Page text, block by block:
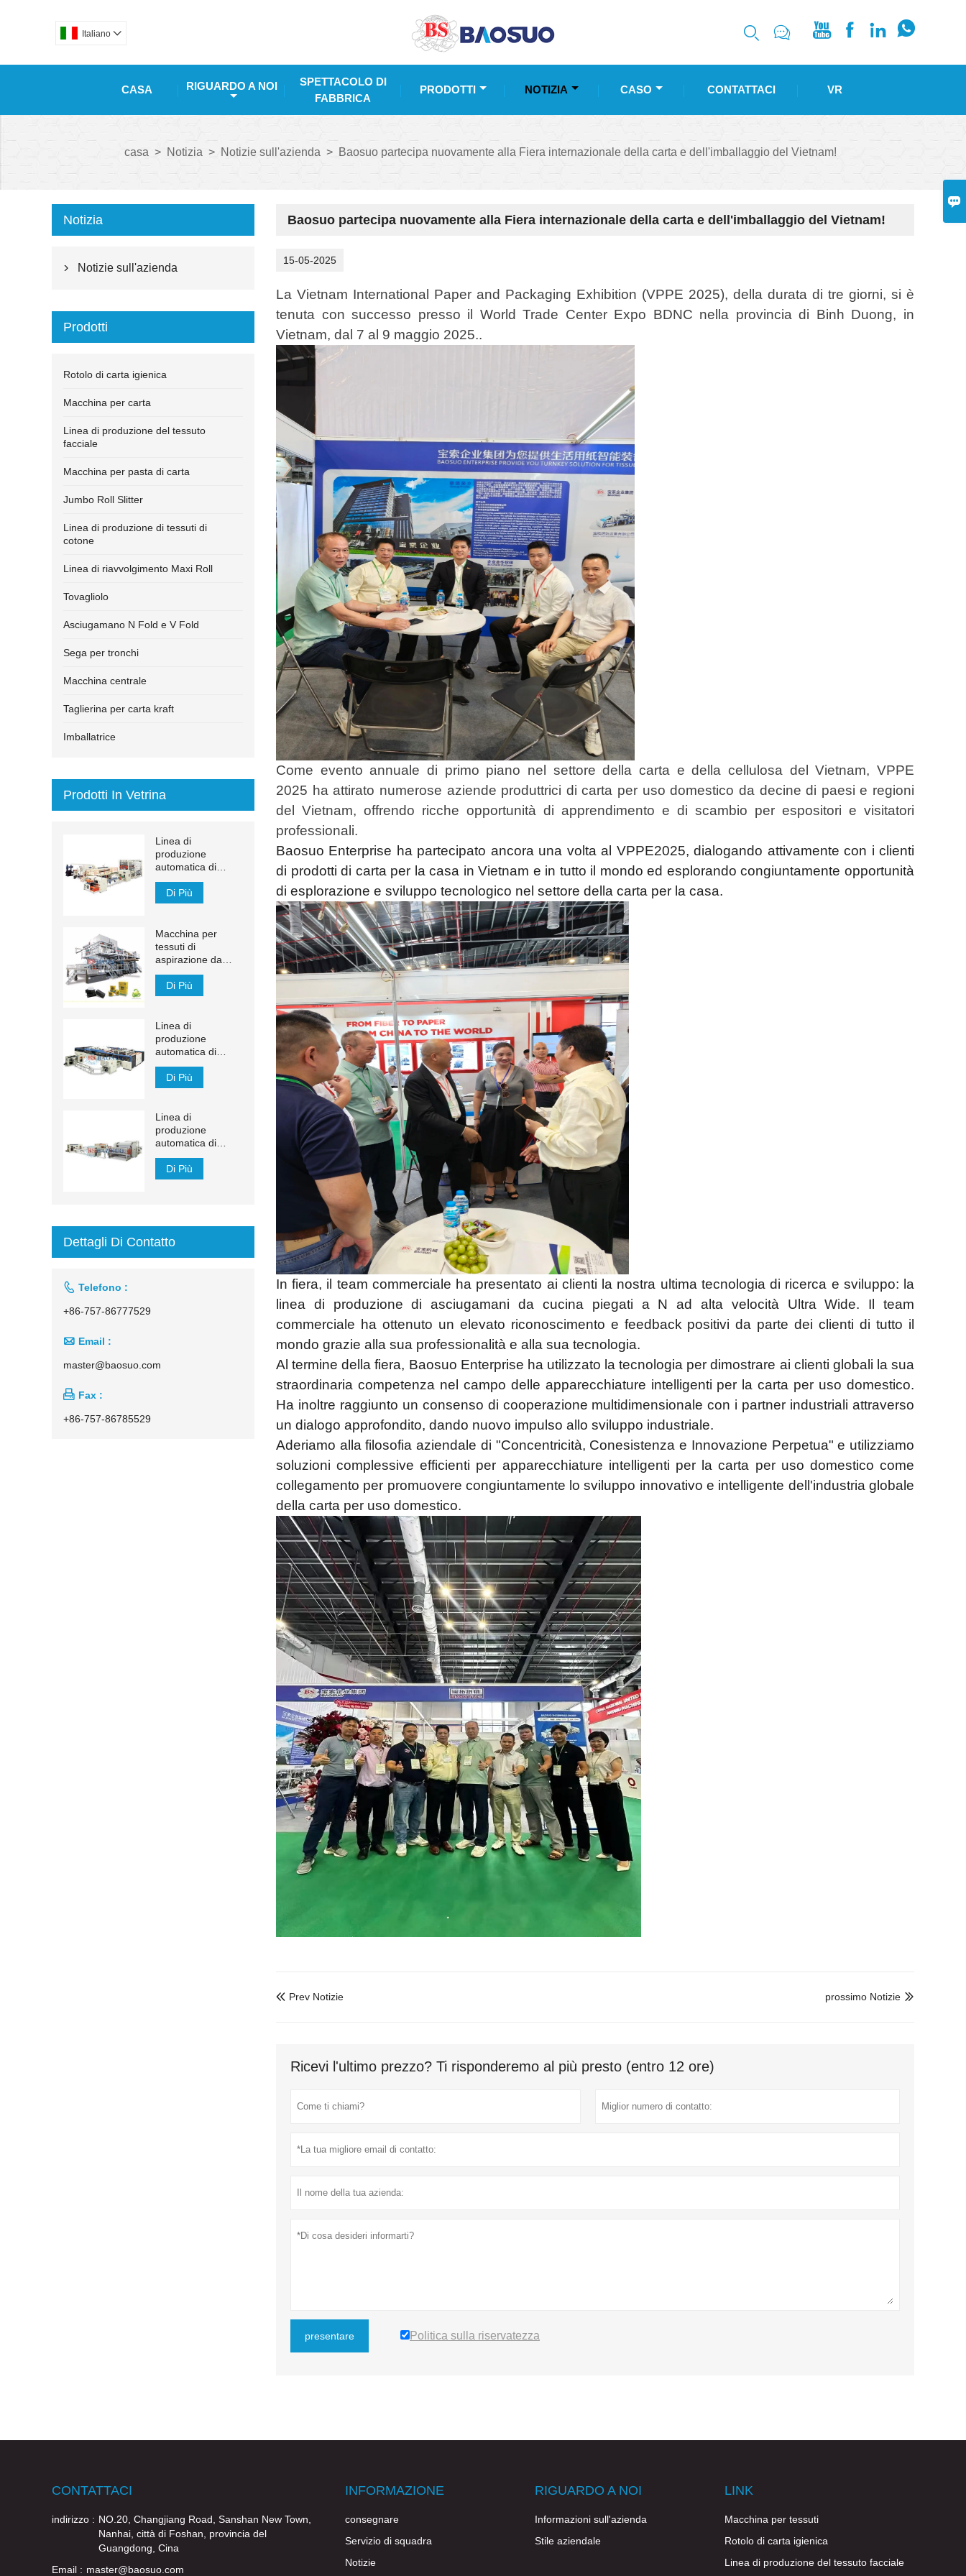

Italiano       
CASA RIGUARDO A NOI
SPETTACOLO DI
FABBRICA
PRODOTTI NOTIZIA CASO CONTATTACI VR
casa > Notizia > Notizie sull'azienda > Baosuo partecipa nuovamente alla Fiera internazionale della carta e dell'imballaggio del Vietnam!
Baosuo partecipa nuovamente alla Fiera internazionale della carta e dell'imballaggio del Vietnam!
15-05-2025
La Vietnam International Paper and Packaging Exhibition (VPPE 2025), della durata di tre giorni, si è
tenuta con successo presso il World Trade Center Expo BDNC nella provincia di Binh Duong, in
Vietnam, dal 7 al 9 maggio 2025..
Come evento annuale di primo piano nel settore della carta e della cellulosa del Vietnam, VPPE
2025 ha attirato numerose aziende produttrici di carta per uso domestico da decine di paesi e regioni
del Vietnam, offrendo ricche opportunità di apprendimento e di scambio per espositori e visitatori
professionali.
Baosuo Enterprise ha partecipato ancora una volta al VPPE2025, dialogando attivamente con i clienti
di prodotti di carta per la casa in Vietnam e in tutto il mondo ed esplorando congiuntamente opportunità
di esplorazione e sviluppo tecnologico nel settore della carta per la casa.
In fiera, il team commerciale ha presentato ai clienti la nostra ultima tecnologia di ricerca e sviluppo: la
linea di produzione di asciugamani da cucina piegati a N ad alta velocità Ultra Wide. Il team
commerciale ha ottenuto un elevato riconoscimento e feedback positivi da parte dei clienti di tutto il
mondo grazie alla sua professionalità e alla sua tecnologia.
Al termine della fiera, Baosuo Enterprise ha utilizzato la tecnologia per dimostrare ai clienti globali la sua
straordinaria competenza nel campo delle apparecchiature intelligenti per la carta per uso domestico.
Ha inoltre raggiunto un consenso di cooperazione multidimensionale con i partner industriali attraverso
un dialogo approfondito, dando nuovo impulso allo sviluppo industriale.
Aderiamo alla filosofia aziendale di "Concentricità, Conesistenza e Innovazione Perpetua" e utilizziamo
soluzioni complessive efficienti per apparecchiature intelligenti per la carta per uso domestico come
collegamento per promuovere congiuntamente lo sviluppo innovativo e intelligente dell'industria globale
della carta per uso domestico.
 Prev Notizie 
prossimo Notizie
Ricevi l'ultimo prezzo? Ti risponderemo al più presto (entro 12 ore)
presentare Politica sulla riservatezza
Notizia
 Notizie sull'azienda
Prodotti
Rotolo di carta igienica
Macchina per carta
Linea di produzione del tessuto
facciale
Macchina per pasta di carta
Jumbo Roll Slitter
Linea di produzione di tessuti di
cotone
Linea di riavvolgimento Maxi Roll
Tovagliolo
Asciugamano N Fold e V Fold
Sega per tronchi
Macchina centrale
Taglierina per carta kraft
Imballatrice
Prodotti In Vetrina
Linea di
produzione
automatica di
asciugamani di
carta transfer
MJN-PL
Di Più
Macchina per
tessuti di
aspirazione da
1200 m / min
Di Più
Linea di
produzione
automatica di
veline facciali YH-
FGDi Più
Linea di
produzione
automatica di
fazzoletti per il viso
con trasferimento
automatico da
Di Più
Dettagli Di Contatto
 Telefono :
+86-757-86777529
 Email :
master@baosuo.com
 Fax :
+86-757-86785529
CONTATTACI
indirizzo : NO.20, Changjiang Road, Sanshan New Town,
Nanhai, città di Foshan, provincia del
Guangdong, Cina
Email : master@baosuo.com
INFORMAZIONE
consegnare
Servizio di squadra
Notizie
RIGUARDO A NOI
Informazioni sull'azienda
Stile aziendale
LINK
Macchina per tessuti
Rotolo di carta igienica
Linea di produzione del tessuto facciale